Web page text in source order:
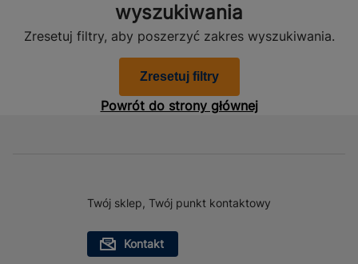
wyszukiwania
Zresetuj filtry, aby poszerzyć zakres wyszukiwania.
Twój sklep, Twój punkt kontaktowy
Kontakt